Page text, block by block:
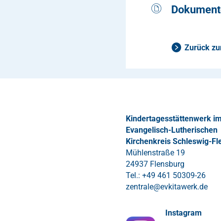
von zwei bis
Jahren.
f-3-1-2-
Zurück
Kindertagesstättenwerk im
Evangelisch-Lutherischen
Kirchenkreis Schleswig-
Mühlenstraße 19
24937 Flensburg
Tel.: +49 461 50309-26
zentrale@evkitawerk.de
Instagram